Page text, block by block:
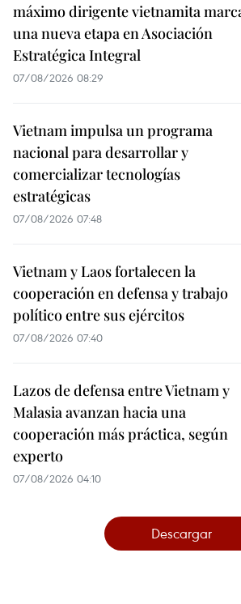
máximo dirigente vietnamita
una nueva etapa en Asociación
Estratégica Integral
07/08/2026 08:29
Vietnam impulsa un programa
nacional para desarrollar y
comercializar tecnologías
estratégicas
07/08/2026 07:48
Vietnam y Laos fortalecen la
cooperación en defensa y trabajo
político entre sus ejércitos
07/08/2026 07:40
Lazos de defensa entre Vietnam y
Malasia avanzan hacia una
cooperación más práctica, según
experto
07/08/2026 04:10
Descargar